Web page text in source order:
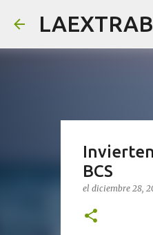
BCS
el diciembre 28,